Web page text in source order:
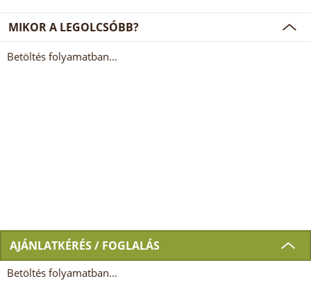
MIKOR A LEGOLCSÓBB?
Betöltés folyamatban...
AJÁNLATKÉRÉS / FOGLALÁS
Betöltés folyamatban...